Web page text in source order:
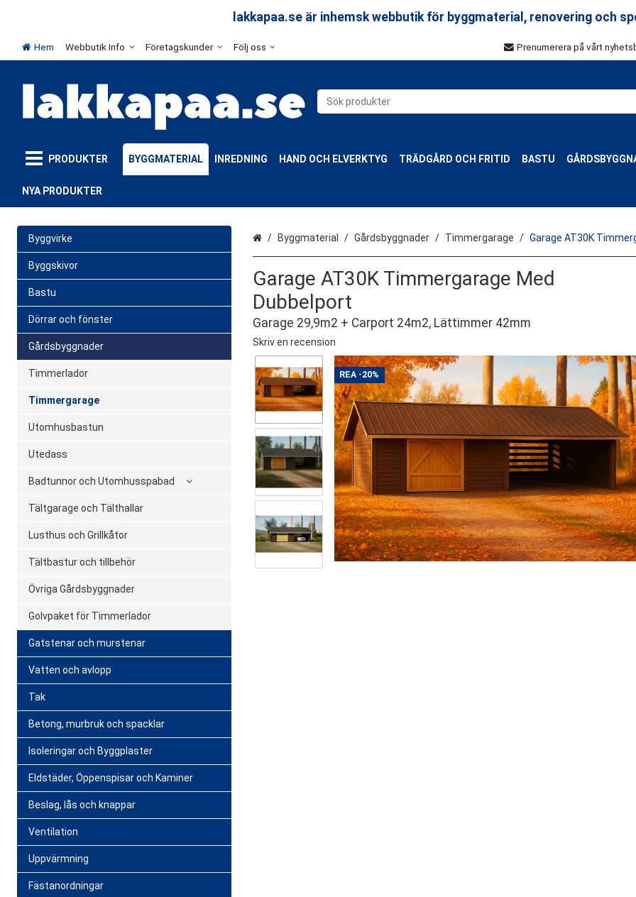
lakkapaa.se är inhemsk webbutik för byggmaterial, renovering och
Hem Webbutik Info Företagskunder Följ oss Prenumerera på vårt
PRODUKTER BYGGMATERIAL INREDNING HAND OCH ELVERKTYG TRÄDGÅRD OCH FRITID BASTU
NYA PRODUKTER
Byggvirke
Byggskivor
Bastu
Dörrar och fönster
Gårdsbyggnader
Timmerlador
Timmergarage
Utomhusbastun
Utedass
Badtunnor och Utomhusspabad
Tältgarage och Tälthallar
Lusthus och Grillkåtor
Tältbastur och tillbehör
Övriga Gårdsbyggnader
Golvpaket för Timmerlador
Gatstenar och murstenar
Vatten och avlopp
Tak
Betong, murbruk och spacklar
Isoleringar och Byggplaster
Eldstäder, Öppenspisar och Kaminer
Beslag, lås och knappar
Ventilation
Uppvärmning
Fästanordningar
HemByggmaterial Gårdsbyggnader Timmergarage Garage AT30K
Garage AT30K Timmergarage Med
Dubbelport
Garage 29,9m2 + Carport 24m2, Lättimmer 42mm
Skriv en recension
REA -20%